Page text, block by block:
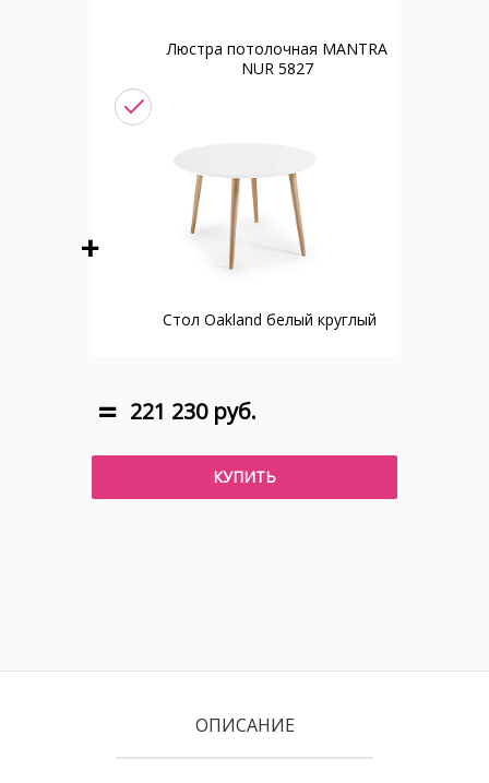
Люстра потолочная MANTRA
NUR 5827
Стол Oakland белый круглый
221 230 руб.
КУПИТЬ
ОПИСАНИЕ